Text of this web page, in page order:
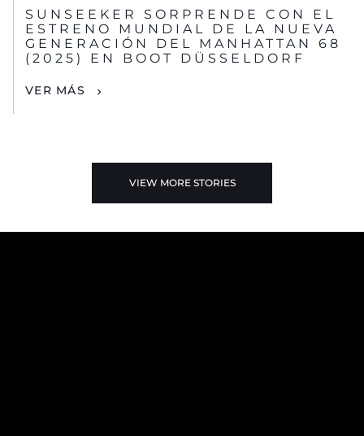
SUNSEEKER SORPRENDE CON EL
ESTRENO MUNDIAL DE LA NUEVA
GENERACIÓN DEL MANHATTAN 68
(2025) EN BOOT DÜSSELDORF
VER MÁS
VIEW MORE STORIES